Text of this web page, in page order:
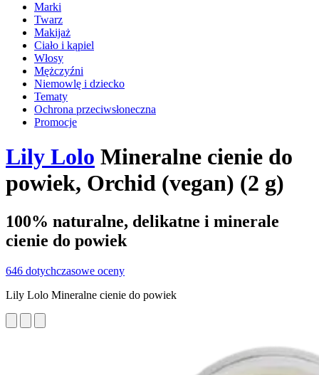
Marki
Twarz
Makijaż
Ciało i kąpiel
Włosy
Mężczyźni
Niemowlę i dziecko
Tematy
Ochrona przeciwsłoneczna
Promocje
Lily Lolo Mineralne cienie do
powiek, Orchid (vegan) (2 g)
100% naturalne, delikatne i minerale
cienie do powiek
646 dotychczasowe oceny
Lily Lolo Mineralne cienie do powiek